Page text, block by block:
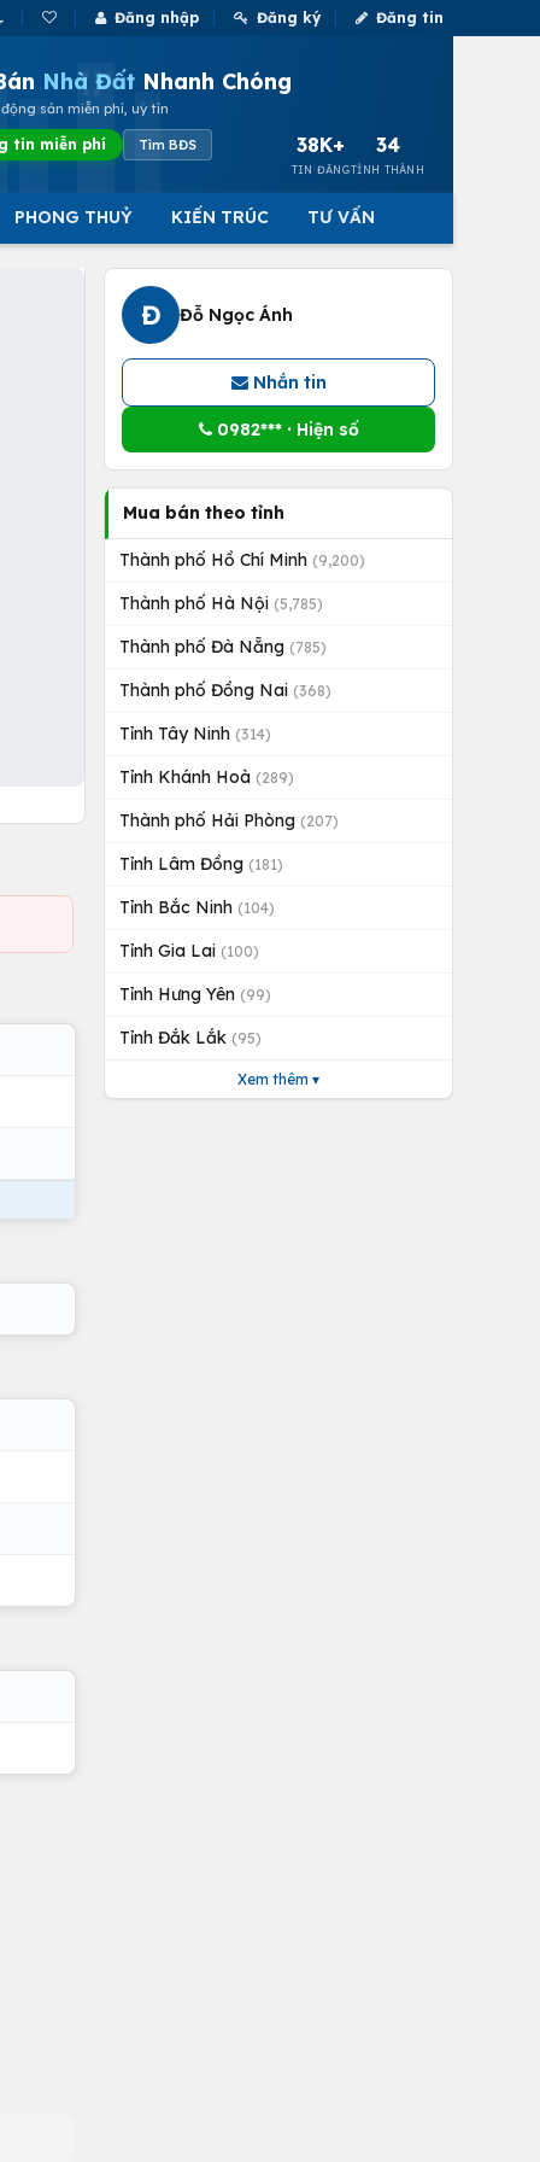
Đăng nhập Đăng ký Đăng tin
Nhà Đất Nhanh Chóng
sản miễn phí, uy tín
tin miễn phí Tìm BĐS 38K+
TIN ĐĂNG
34
TỈNH THÀNH
PHONG THUỶ KIẾN TRÚC TƯ VẤN
Đ Đỗ Ngọc Ánh
Nhắn tin
0982*** · Hiện số
Mua bán theo tỉnh
Thành phố Hồ Chí Minh (9,200)
Thành phố Hà Nội (5,785)
Thành phố Đà Nẵng (785)
Thành phố Đồng Nai (368)
Tỉnh Tây Ninh (314)
Tỉnh Khánh Hoà (289)
Thành phố Hải Phòng (207)
Tỉnh Lâm Đồng (181)
Tỉnh Bắc Ninh (104)
Tỉnh Gia Lai (100)
Tỉnh Hưng Yên (99)
Tỉnh Đắk Lắk (95)
Xem thêm ▾